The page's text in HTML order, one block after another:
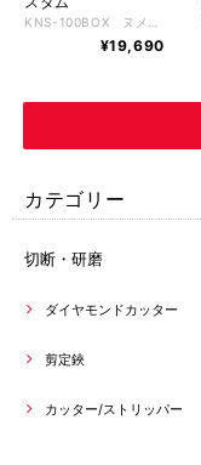
¥19,690
カテゴリー
切断・研磨
ダイヤモンドカッター
剪定鋏
カッター/ストリッパー